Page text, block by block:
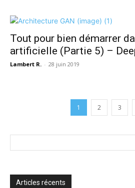
Tout pour bien démarrer
artificielle (Partie 5) –
Lambert R. - 28 juin 2019
1 2 3
Articles récents